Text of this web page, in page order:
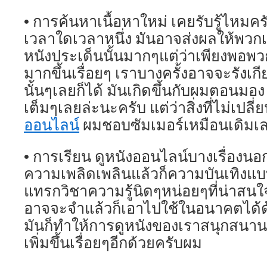
• การค้นหาเนื้อหาใหม่ เคยรับรู้ไหม
เวลาใดเวลาหนึ่ง มันอาจส่งผลให้พว
หนังประเด็นนั้นมากๆแต่ว่าเพียงพอพ
มากขึ้นเรื่อยๆ เราบางครั้งอาจจะรังเ
นั้นๆเลยก็ได้ มันเกิดขึ้นกับผมตอนมอง
เต็มๆเลยล่ะนะครับ แต่ว่าสิ่งที่ไม่เปลี่
ออนไลน์ ผมชอบซัมเมอร์เหมือนเดิม
• การเรียน ดูหนังออนไลน์บางเรื่องน
ความเพลิดเพลินแล้วก็ความบันเทิงแ
แทรกวิชาความรู้นิดๆหน่อยๆที่น่าสนใ
อาจจะจำแล้วก็เอาไปใช้ในอนาคตไ
มันก็ทำให้การดูหนังของเราสนุกสนา
เพิ่มขึ้นเรื่อยๆอีกด้วยครับผม